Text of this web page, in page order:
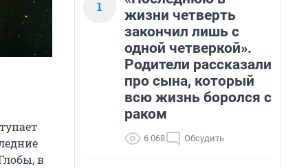
в
1
жизни четверть
закончил лишь с
одной четверкой».
Родители рассказали
про сына, который
всю жизнь боролся с
раком
6 068 Обсудить